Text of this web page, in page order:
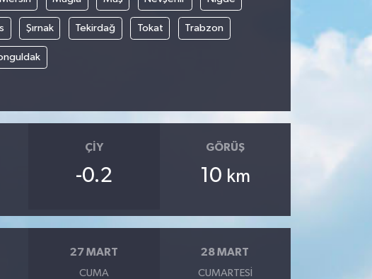
Şırnak Tekirdağ Tokat Trabzon
ÇIY
-0.2
GÖRÜŞ
10 km
27 MART
CUMA
28 MART
CUMARTESI